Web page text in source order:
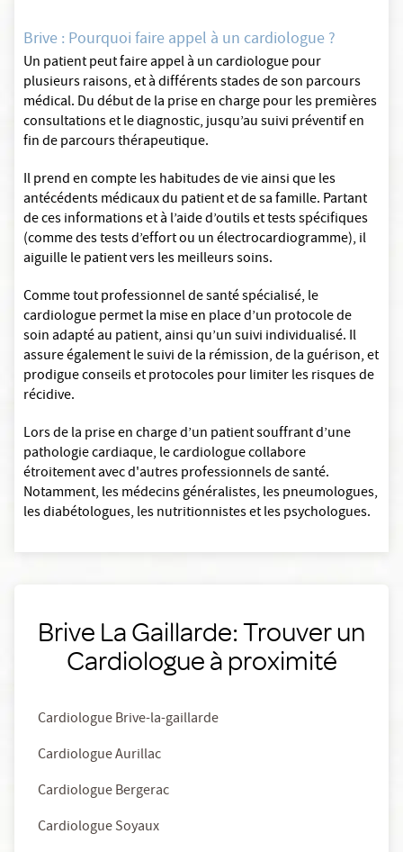
Brive : Pourquoi faire appel à un cardiologue ?
Un patient peut faire appel à un cardiologue pour
plusieurs raisons, et à différents stades de son parcours
médical. Du début de la prise en charge pour les premières
consultations et le diagnostic, jusqu’au suivi préventif en
fin de parcours thérapeutique.
Il prend en compte les habitudes de vie ainsi que les
antécédents médicaux du patient et de sa famille. Partant
de ces informations et à l’aide d’outils et tests spécifiques
(comme des tests d’effort ou un électrocardiogramme), il
aiguille le patient vers les meilleurs soins.
Comme tout professionnel de santé spécialisé, le
cardiologue permet la mise en place d’un protocole de
soin adapté au patient, ainsi qu’un suivi individualisé. Il
assure également le suivi de la rémission, de la guérison, et
prodigue conseils et protocoles pour limiter les risques de
récidive.
Lors de la prise en charge d’un patient souffrant d’une
pathologie cardiaque, le cardiologue collabore
étroitement avec d'autres professionnels de santé.
Notamment, les médecins généralistes, les pneumologues,
les diabétologues, les nutritionnistes et les psychologues.
Brive La Gaillarde: Trouver un
Cardiologue à proximité
Cardiologue Brive-la-gaillarde
Cardiologue Aurillac
Cardiologue Bergerac
Cardiologue Soyaux